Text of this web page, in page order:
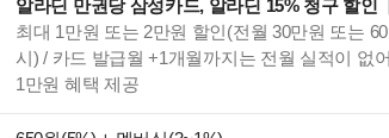
알라딘 만권당 삼성카드, 알라딘 15% 청구 할인
최대 1만원 또는 2만원 할인(전월 30만원 또는
시) / 카드 발급월 +1개월까지는 전월 실적이 없
1만원 혜택 제공